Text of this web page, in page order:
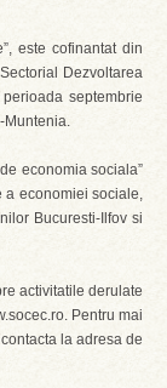
este cofinantat din
Dezvoltarea
septembrie
Muntenia.
economia sociala”
a economiei sociale,
Bucuresti-Ilfov si
activitatile derulate
Pentru mai
la adresa de